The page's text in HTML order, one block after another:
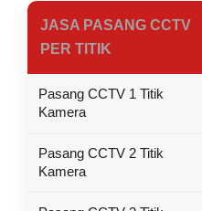
JASA PASANG CCTV
PER TITIK
Pasang CCTV 1 Titik
Kamera
Pasang CCTV 2 Titik
Kamera